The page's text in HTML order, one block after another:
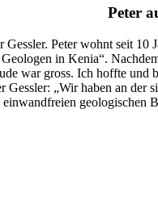
Peter
Peter wohnt seit 10
in Kenia“.
war gross. Ich hoffte und
„Wir haben an der
geologischen